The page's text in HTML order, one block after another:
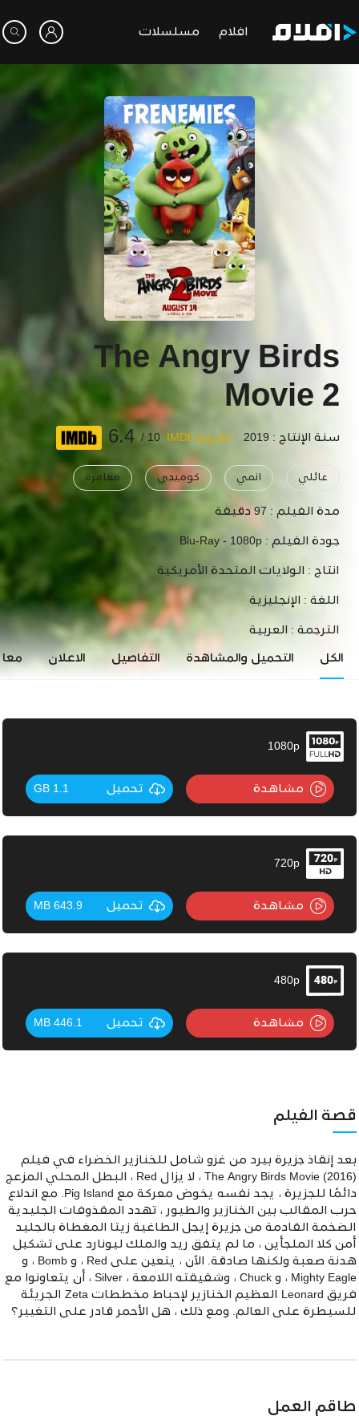
افلام مسلسلات
The Angry Birds
Movie 2
سنة الإنتاج : 2019 تقييم IMDb 10 /
6.4
عائلي انمي كوميدي مغامرة
مدة الفيلم : 97 دقيقة
جودة الفيلم : Blu-Ray - 1080p
انتاج : الولايات المتحدة الأمريكية
اللغة : الإنجليزية
الترجمة : العربية
الكل التحميل والمشاهدة التفاصيل الاعلان
1080p
مشاهدة تحميل 1.1 GB
720p
مشاهدة تحميل 643.9 MB
480p
مشاهدة تحميل 446.1 MB
قصة الفيلم
بعد إنقاذ جزيرة بيرد من غزو شامل للخنازير الخضراء في فيلم
The Angry Birds Movie (2016) ، لا يزال Red ، البطل المحلي المزعج
دائمًا للجزيرة ، يجد نفسه يخوض معركة مع Pig Island. مع اندلاع
حرب المقالب بين الخنازير والطيور ، تهدد المقذوفات الجليدية
الضخمة القادمة من جزيرة إيجل الطاغية زيتا المغطاة بالجليد
أمن كلا الملجأين ، ما لم يتفق ريد والملك ليونارد على تشكيل
هدنة صعبة ولكنها صادقة. الآن ، يتعين على Red ، و Bomb ، و
Mighty Eagle ، و Chuck ، وشقيقته اللامعة ، Silver ، أن يتعاونوا مع
فريق Leonard العظيم الخنازير لإحباط مخططات Zeta الجريئة
للسيطرة على العالم. ومع ذلك ، هل الأحمر قادر على التغيير؟
طاقم العمل